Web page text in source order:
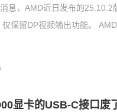
息，AMD近日发布的
仅保留DP视频输出功能。
显卡的USB-C接口废